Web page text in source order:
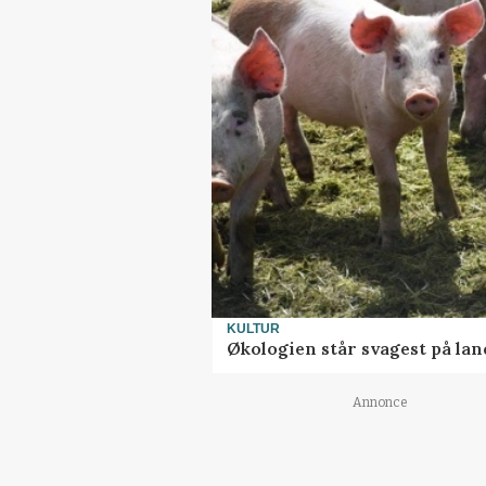
KULTUR
Økologien står svagest på
Annonce